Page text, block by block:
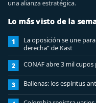
una alianza estratégica.
Lo más visto de la
1
La oposición se une
derecha” de Kast
2 CONAF abre 3 mil
3 Ballenas: los espíritus